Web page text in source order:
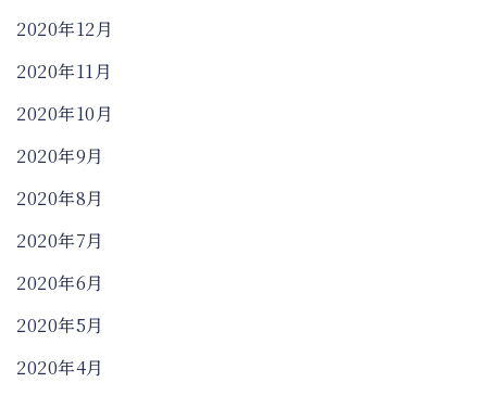
2020年12月
2020年11月
2020年10月
2020年9月
2020年8月
2020年7月
2020年6月
2020年5月
2020年4月